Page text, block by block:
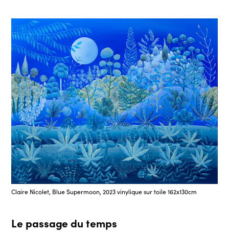
Claire Nicolet, Blue Supermoon, 2023 vinylique sur toile 162x130cm
Le passage du temps